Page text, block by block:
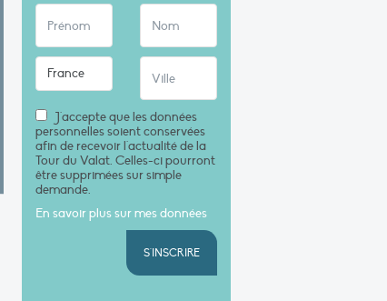
J'accepte que les données
personnelles soient conservées
afin de recevoir l'actualité de la
Tour du Valat. Celles-ci pourront
être supprimées sur simple
demande.
En savoir plus sur mes données
S'INSCRIRE